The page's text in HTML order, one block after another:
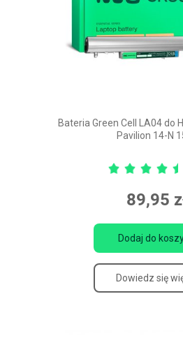
Bateria Green Cell LA04 do
Pavilion 14-N
89,95
Dodaj do
Dowiedz się